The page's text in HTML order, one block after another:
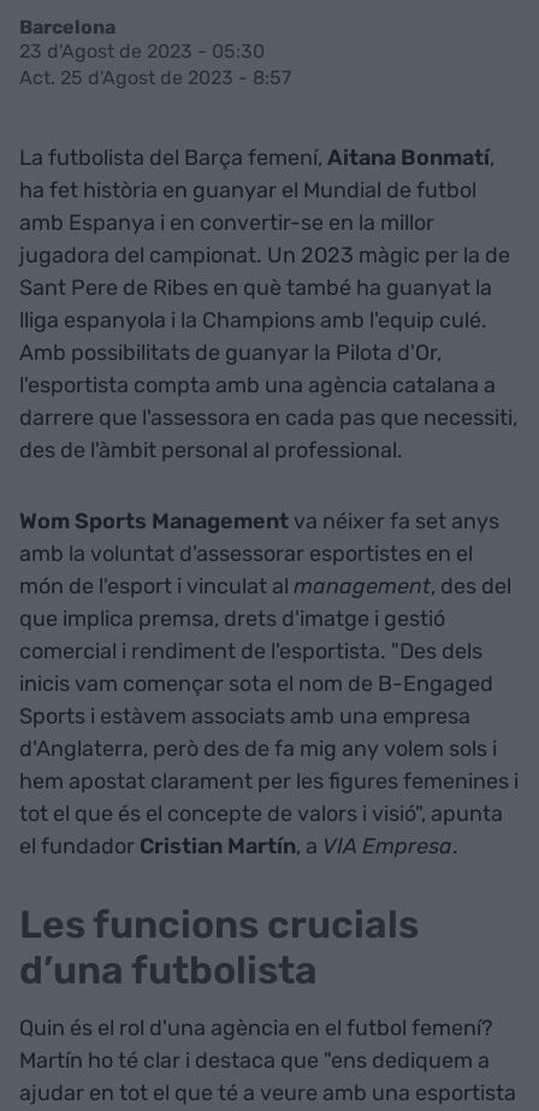
Barcelona
23 d'Agost de 2023 - 05:30
Act. 25 d'Agost de 2023 - 8:57
La futbolista del Barça femení, Aitana Bonmatí,
ha fet història en guanyar el Mundial de futbol
amb Espanya i en convertir-se en la millor
jugadora del campionat. Un 2023 màgic per la de
Sant Pere de Ribes en què també ha guanyat la
lliga espanyola i la Champions amb l'equip culé.
Amb possibilitats de guanyar la Pilota d'Or,
l'esportista compta amb una agència catalana a
darrere que l'assessora en cada pas que necessiti,
des de l'àmbit personal al professional.
Wom Sports Management va néixer fa set anys
amb la voluntat d'assessorar esportistes en el
món de l'esport i vinculat al management, des del
que implica premsa, drets d'imatge i gestió
comercial i rendiment de l'esportista. "Des dels
inicis vam començar sota el nom de B-Engaged
Sports i estàvem associats amb una empresa
d'Anglaterra, però des de fa mig any volem sols i
hem apostat clarament per les figures femenines i
tot el que és el concepte de valors i visió", apunta
el fundador Cristian Martín, a VIA Empresa.
Les funcions crucials
d’una futbolista
Quin és el rol d'una agència en el futbol femení?
Martín ho té clar i destaca que "ens dediquem a
ajudar en tot el que té a veure amb una esportista